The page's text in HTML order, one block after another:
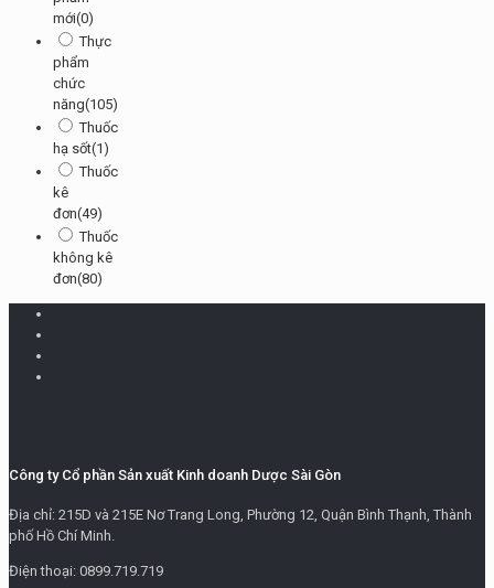
mới(0)
Thực
phẩm
chức
năng(105)
Thuốc
hạ sốt(1)
Thuốc
kê
đơn(49)
Thuốc
không kê
đơn(80)
Công ty Cổ phần Sản xuất Kinh doanh Dược Sài Gòn
Địa chỉ: 215D và 215E Nơ Trang Long, Phường 12, Quận Bình Thạnh, Thành
phố Hồ Chí Minh.
Điện thoại: 0899.719.719